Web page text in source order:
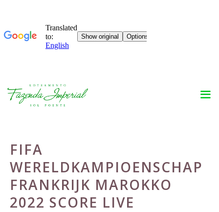
Skip
FIFA
WERELDKAMPIOENSCHAP
FRANKRIJK MAROKKO
2022 SCORE LIVE